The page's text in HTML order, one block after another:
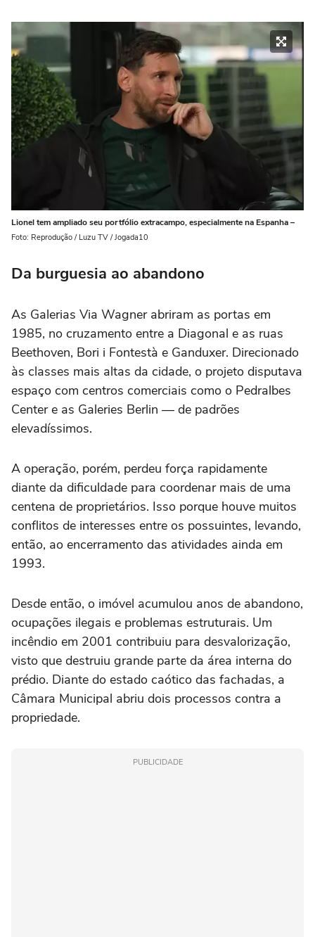
Lionel tem ampliado seu portfólio extracampo, especialmente na Espanha –
Foto: Reprodução / Luzu TV / Jogada10
Da burguesia ao abandono
As Galerias Via Wagner abriram as portas em
1985, no cruzamento entre a Diagonal e as ruas
Beethoven, Bori i Fontestà e Ganduxer. Direcionado
às classes mais altas da cidade, o projeto disputava
espaço com centros comerciais como o Pedralbes
Center e as Galeries Berlin — de padrões
elevadíssimos.
A operação, porém, perdeu força rapidamente
diante da dificuldade para coordenar mais de uma
centena de proprietários. Isso porque houve muitos
conflitos de interesses entre os possuintes, levando,
então, ao encerramento das atividades ainda em
1993.
Desde então, o imóvel acumulou anos de abandono,
ocupações ilegais e problemas estruturais. Um
incêndio em 2001 contribuiu para desvalorização,
visto que destruiu grande parte da área interna do
prédio. Diante do estado caótico das fachadas, a
Câmara Municipal abriu dois processos contra a
propriedade.
PUBLICIDADE